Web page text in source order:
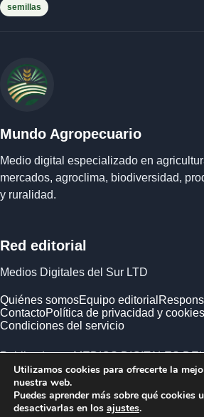
semillas
Mundo Agropecuario
Medio digital especializado en
mercados, agroclima, biodiversidad,
y ruralidad.
Red editorial
Medios Digitales del Sur LTD
Quiénes somosEquipo editorial
ContactoPolítica de privacidad y cookies
Condiciones del servicio
Publicado por MEDIOS DIGITALES
Empresa registrada en Inglaterra y
Utilizamos cookies para ofrecerte la
nuestra web.
Puedes aprender más sobre qué cookies
desactivarlas en los ajustes.